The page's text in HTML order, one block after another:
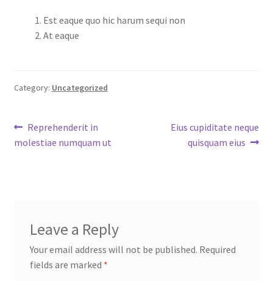
Est eaque quo hic harum sequi non
At eaque
Category: Uncategorized
Post
navigation
Previous
post:
Reprehenderit in
molestiae numquam ut
Next
post:
Eius cupiditate neque
quisquam eius
Leave a Reply
Your email address will not be published. Required
fields are marked *